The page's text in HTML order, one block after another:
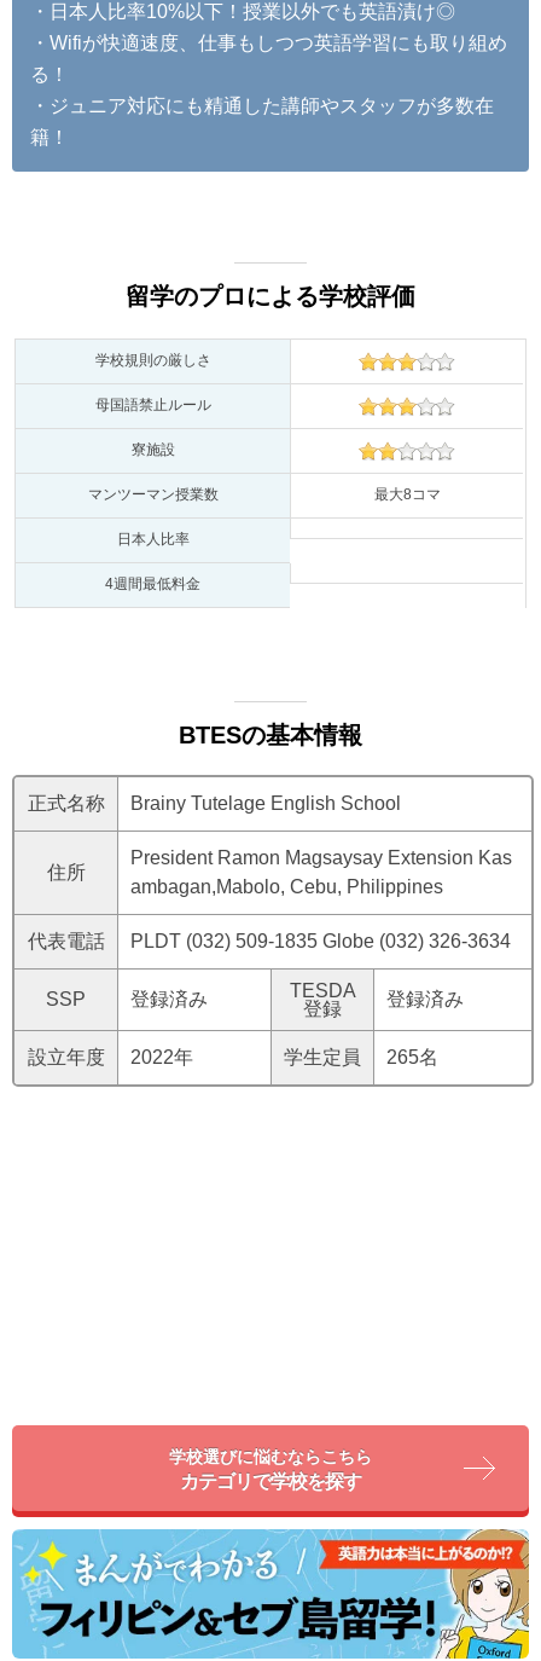
・日本人比率10%以下！授業以外でも英語漬け◎
・Wifiが快適速度、仕事もしつつ英語学習にも取り組め
る！
・ジュニア対応にも精通した講師やスタッフが多数在
籍！
留学のプロによる学校評価
学校規則の厳しさ
母国語禁止ルール
寮施設
マンツーマン授業数 最大8コマ
日本人比率
4週間最低料金
BTESの基本情報
正式名称 Brainy Tutelage English School
住所
President Ramon Magsaysay Extension Kas
ambagan,Mabolo, Cebu, Philippines
代表電話 PLDT (032) 509-1835 Globe (032) 326-3634
SSP 登録済み
TESDA
登録
登録済み
設立年度 2022年 学生定員 265名
学校選びに悩むならこちら
カテゴリで学校を探す